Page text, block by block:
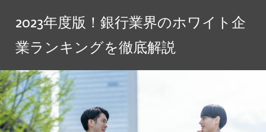
ツ
へ
ス
キ
2023年度版！銀行業界のホワイト企
業ランキングを徹底解説